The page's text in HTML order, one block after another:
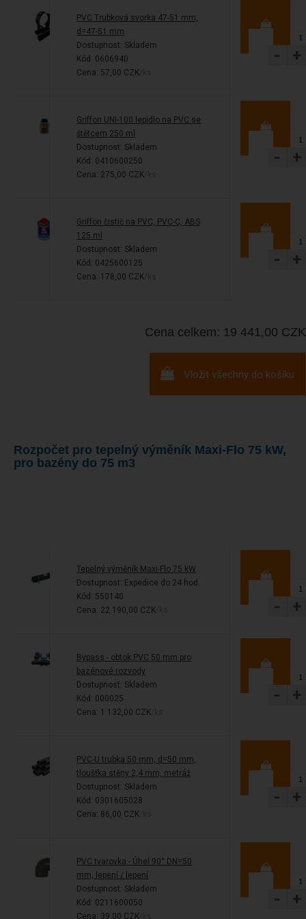
PVC Trubková svorka 47-51 mm,
d=47-51 mm
Dostupnost: Skladem
Kód: 0606940
Cena: 57,00 CZK
- +
Griffon UNI-100 lepidlo na PVC se
štětcem 250 ml
Dostupnost: Skladem
Kód: 0410600250
Cena: 275,00 CZK
- +
Griffon čistič na PVC, PVC-C, ABS
125 ml
Dostupnost: Skladem
Kód: 0425600125
Cena: 178,00 CZK
- +
Cena celkem: 19 441,00 CZK
Vložit všechny do košíku
Rozpočet pro tepelný výměník Maxi-Flo 75 kW,
pro bazény do 75 m3
Tepelný výměník Maxi-Flo 75 kW
Dostupnost: Expedice do 24 hod.
Kód: 550140
Cena: 22 190,00 CZK
- +
Bypass - obtok PVC 50 mm pro
bazénové rozvody
Dostupnost: Skladem
Kód: 000025
Cena: 1 132,00 CZK
- +
PVC-U trubka 50 mm, d=50 mm,
tloušťka stěny 2,4 mm, metráž
Dostupnost: Skladem
Kód: 0301605028
Cena: 86,00 CZK
- +
PVC tvarovka - Úhel 90° DN=50
mm, lepení / lepení
Dostupnost: Skladem
Kód: 0211600050
Cena: 39,00 CZK
- +